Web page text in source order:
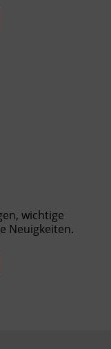
wichtige
Neuigkeiten.